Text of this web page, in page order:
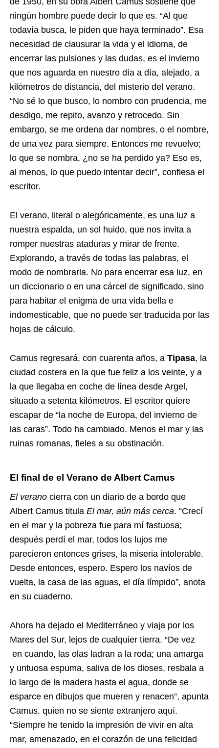
ningún hombre puede decir lo que es. “Al que
todavía busca, le piden que haya terminado”. Esa
necesidad de clausurar la vida y el idioma, de
encerrar las pulsiones y las dudas, es el invierno
que nos aguarda en nuestro día a día, alejado, a
kilómetros de distancia, del misterio del verano.
“No sé lo que busco, lo nombro con prudencia, me
desdigo, me repito, avanzo y retrocedo. Sin
embargo, se me ordena dar nombres, o el nombre,
de una vez para siempre. Entonces me revuelvo;
lo que se nombra, ¿no se ha perdido ya? Eso es,
al menos, lo que puedo intentar decir”, confiesa el
escritor.
El verano, literal o alegóricamente, es una luz a
nuestra espalda, un sol huido, que nos invita a
romper nuestras ataduras y mirar de frente.
Explorando, a través de todas las palabras, el
modo de nombrarla. No para encerrar esa luz, en
un diccionario o en una cárcel de significado, sino
para habitar el enigma de una vida bella e
indomesticable, que no puede ser traducida por las
hojas de cálculo.
Camus regresará, con cuarenta años, a Tipasa, la
ciudad costera en la que fue feliz a los veinte, y a
la que llegaba en coche de línea desde Argel,
situado a setenta kilómetros. El escritor quiere
escapar de “la noche de Europa, del invierno de
las caras”. Todo ha cambiado. Menos el mar y las
ruinas romanas, fieles a su obstinación.
El final de el Verano de Albert Camus
El verano cierra con un diario de a bordo que
Albert Camus titula El mar, aún más cerca. “Crecí
en el mar y la pobreza fue para mí fastuosa;
después perdí el mar, todos los lujos me
parecieron entonces grises, la miseria intolerable.
Desde entonces, espero. Espero los navíos de
vuelta, la casa de las aguas, el día límpido”, anota
en su cuaderno.
Ahora ha dejado el Mediterráneo y viaja por los
Mares del Sur, lejos de cualquier tierra. “De vez
en cuando, las olas ladran a la roda; una amarga
y untuosa espuma, saliva de los dioses, resbala a
lo largo de la madera hasta el agua, donde se
esparce en dibujos que mueren y renacen”, apunta
Camus, quien no se siente extranjero aquí.
“Siempre he tenido la impresión de vivir en alta
mar, amenazado, en el corazón de una felicidad